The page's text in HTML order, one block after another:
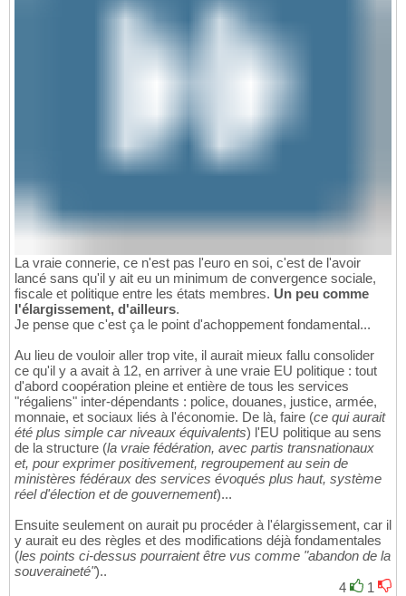
La vraie connerie, ce n'est pas l'euro en soi, c'est de l'avoir
lancé sans qu'il y ait eu un minimum de convergence sociale,
fiscale et politique entre les états membres. Un peu comme
l'élargissement, d'ailleurs.
Je pense que c'est ça le point d'achoppement fondamental...
Au lieu de vouloir aller trop vite, il aurait mieux fallu consolider
ce qu'il y a avait à 12, en arriver à une vraie EU politique : tout
d'abord coopération pleine et entière de tous les services
"régaliens" inter-dépendants : police, douanes, justice, armée,
monnaie, et sociaux liés à l'économie. De là, faire (ce qui aurait
été plus simple car niveaux équivalents) l'EU politique au sens
de la structure (la vraie fédération, avec partis transnationaux
et, pour exprimer positivement, regroupement au sein de
ministères fédéraux des services évoqués plus haut, système
réel d'élection et de gouvernement)...
Ensuite seulement on aurait pu procéder à l'élargissement, car il
y aurait eu des règles et des modifications déjà fondamentales
(les points ci-dessus pourraient être vus comme "abandon de la
souveraineté")..
4
1